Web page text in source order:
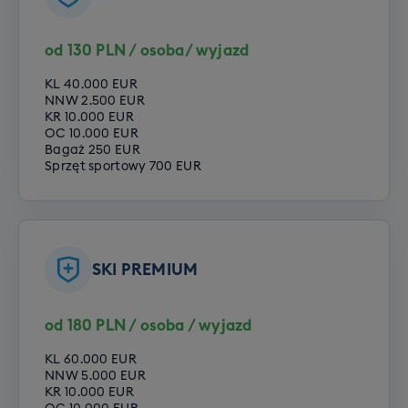
od 130 PLN / osoba/ wyjazd
KL 40.000 EUR
NNW 2.500 EUR
KR 10.000 EUR
OC 10.000 EUR
Bagaż 250 EUR
Sprzęt sportowy 700 EUR
SKI PREMIUM
od 180 PLN / osoba / wyjazd
KL 60.000 EUR
NNW 5.000 EUR
KR 10.000 EUR